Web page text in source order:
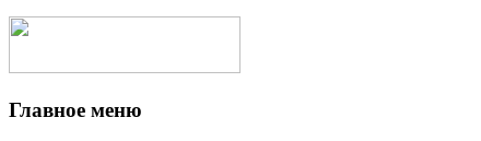
Главное меню